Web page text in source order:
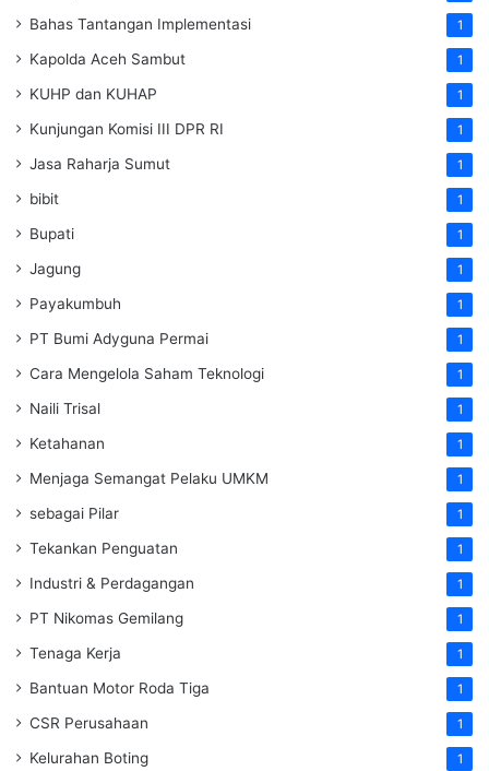
Bahas Tantangan Implementasi 1
Kapolda Aceh Sambut 1
KUHP dan KUHAP 1
Kunjungan Komisi III DPR RI 1
Jasa Raharja Sumut 1
bibit 1
Bupati 1
Jagung 1
Payakumbuh 1
PT Bumi Adyguna Permai 1
Cara Mengelola Saham Teknologi 1
Naili Trisal 1
Ketahanan 1
Menjaga Semangat Pelaku UMKM 1
sebagai Pilar 1
Tekankan Penguatan 1
Industri & Perdagangan 1
PT Nikomas Gemilang 1
Tenaga Kerja 1
Bantuan Motor Roda Tiga 1
CSR Perusahaan 1
Kelurahan Boting 1